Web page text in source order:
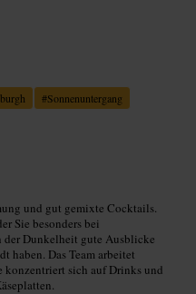
#Sonnenuntergang
und gut gemixte Cocktails.
Sie besonders bei
der Dunkelheit gute Ausblicke
haben. Das Team arbeitet
konzentriert sich auf Drinks und